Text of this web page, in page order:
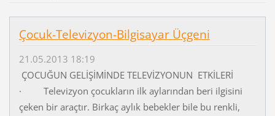
Çocuk-Televizyon-Bilgisayar Üçgeni
21.05.2013 18:19
ÇOCUĞUN GELİŞİMİNDE TELEVİZYONUN ETKİLERİ
· Televizyon çocukların ilk aylarından beri ilgisini
çeken bir araçtır. Birkaç aylık bebekler bile bu renkli,